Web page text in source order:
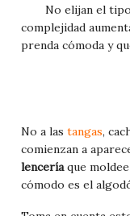
No elijan el
complejidad
prenda cómoda y
No a las tangas,
comienzan a
lencería que
cómodo es el